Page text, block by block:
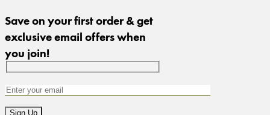
Save on your first order & get
exclusive email offers when
you join!